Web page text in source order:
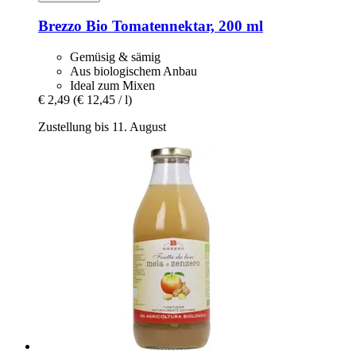
Brezzo Bio Tomatennektar, 200 ml
Gemüsig & sämig
Aus biologischem Anbau
Ideal zum Mixen
€ 2,49 (€ 12,45 / l)
Zustellung bis 11. August